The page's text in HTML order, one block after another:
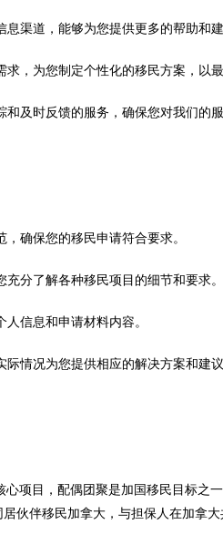
渠道，能够为您提供更多的帮助和建
，为您制定个性化的移民方案，以
及时反馈的服务，确保您对我们的服
确保您的移民申请符合要求。
分了解各种移民项目的细节和要求。
信息和申请材料内容。
情况为您提供相应的解决方案和建议
项目，配偶团聚是加国移民目标之
伙伴移民加拿大，与担保人在加拿